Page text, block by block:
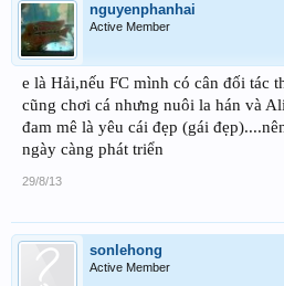
nguyenphanhai
Active Member
e là Hải,nếu FC mình có cân đối tác
cũng chơi cá nhưng nuôi la hán và
đam mê là yêu cái đẹp (gái
ngày càng phát triển
29/8/13
sonlehong
Active Member